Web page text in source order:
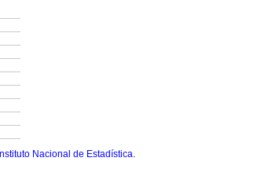
Instituto Nacional de Estadística.